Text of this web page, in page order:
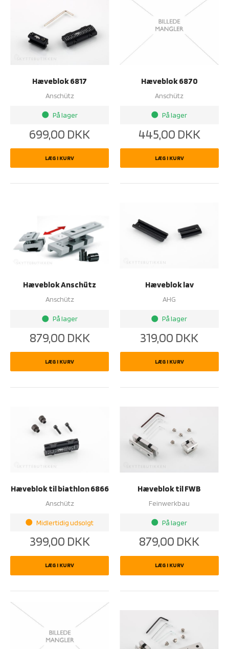
Hæveblok 6817
Anschütz
brightness_1 På lager
699,00 DKK
LÆG I KURV
Hæveblok 6870
Anschütz
brightness_1 På lager
445,00 DKK
LÆG I KURV
Hæveblok Anschütz
Anschütz
brightness_1 På lager
879,00 DKK
LÆG I KURV
Hæveblok lav
AHG
brightness_1 På lager
319,00 DKK
LÆG I KURV
Hæveblok til biathlon 6866
Anschütz
brightness_1 Midlertidig udsolgt
399,00 DKK
LÆG I KURV
Hæveblok til FWB
Feinwerkbau
brightness_1 På lager
879,00 DKK
LÆG I KURV